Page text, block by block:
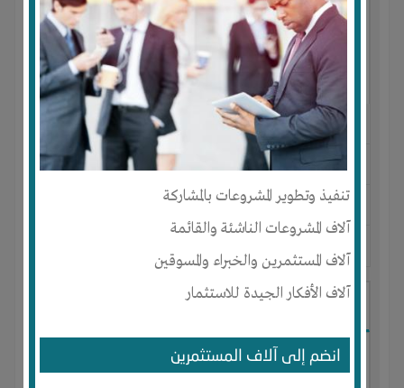
تنفيذ وتطوير المشروعات بالمشاركة
آلاف المشروعات الناشئة والقائمة
آلاف المستثمرين والخبراء والمسوقين
آلاف الأفكار الجيدة للاستثمار
انضم إلى آلاف المستثمرين
النوع :انتاج زراعي
العنوان :الامارات العربية المتحدة-أم القيوين-السلمه
آخر نشاط : عدد الاعضاء : 0 الأعضاء
مصنع ملابس يونيفورم